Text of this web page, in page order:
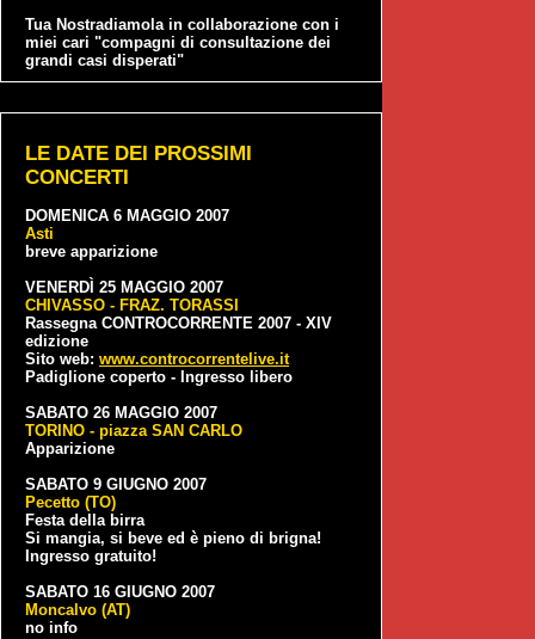
Tua Nostradiamola in collaborazione con i
miei cari "compagni di consultazione dei
grandi casi disperati"
LE DATE DEI PROSSIMI
CONCERTI
DOMENICA 6 MAGGIO 2007
Asti
breve apparizione
VENERDÌ 25 MAGGIO 2007
CHIVASSO - FRAZ. TORASSI
Rassegna CONTROCORRENTE 2007 - XIV
edizione
Sito web: www.controcorrentelive.it
Padiglione coperto - Ingresso libero
SABATO 26 MAGGIO 2007
TORINO - piazza SAN CARLO
Apparizione
SABATO 9 GIUGNO 2007
Pecetto (TO)
Festa della birra
Si mangia, si beve ed è pieno di brigna!
Ingresso gratuito!
SABATO 16 GIUGNO 2007
Moncalvo (AT)
no info